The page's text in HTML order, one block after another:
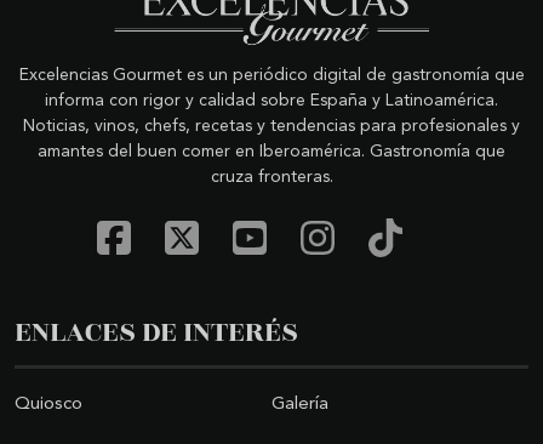
Excelencias Gourmet es un periódico digital de gastronomía que
informa con rigor y calidad sobre España y Latinoamérica.
Noticias, vinos, chefs, recetas y tendencias para profesionales y
amantes del buen comer en Iberoamérica. Gastronomía que
cruza fronteras.
ENLACES DE INTERÉS
Quiosco Galería